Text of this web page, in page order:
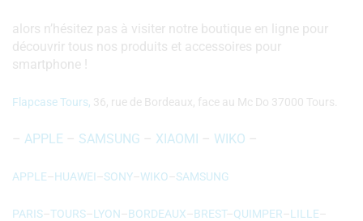
alors n’hésitez pas à visiter notre boutique en ligne pour
découvrir tous nos produits et accessoires pour
smartphone !
Flapcase Tours, 36, rue de Bordeaux, face au Mc Do 37000 Tours.
– APPLE – SAMSUNG – XIAOMI – WIKO –
APPLE–HUAWEI–SONY–WIKO–SAMSUNG
PARIS–TOURS–LYON–BORDEAUX–BREST–QUIMPER–LILLE–